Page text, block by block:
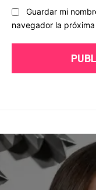
Guardar mi
navegador la